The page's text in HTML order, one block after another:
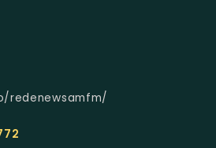
redenewsamfm/